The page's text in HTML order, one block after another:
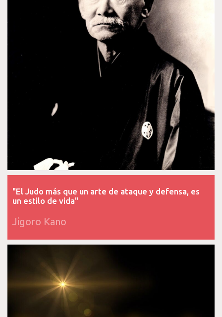
"El Judo más que un arte de ataque y defensa, es
un estilo de vida"
Jigoro Kano